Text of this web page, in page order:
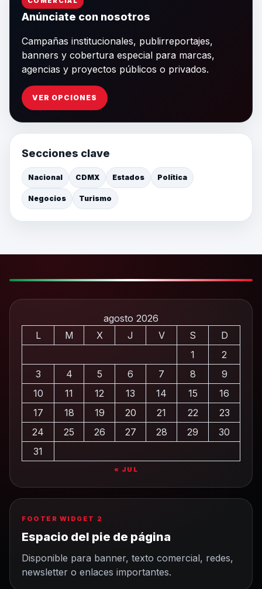
Anúnciate con nosotros
Campañas institucionales, publirreportajes,
banners y cobertura especial para marcas,
agencias y proyectos públicos o privados.
VER OPCIONES
Secciones clave
Nacional CDMX Estados Política
Negocios Turismo
agosto 2026
L
M X J V S
D
1
2
3
4 5 6 7 8
9
10
11 12 13 14 15
16
17
18 19 20 21 22
23
24
25 26 27 28 29
30
31
« JUL
FOOTER WIDGET 2
Espacio del pie de página
Disponible para banner, texto comercial, redes,
newsletter o enlaces importantes.